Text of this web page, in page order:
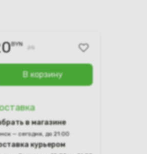
BYN
В корзину
в магазине
— сегодня, до 21:00
курьером